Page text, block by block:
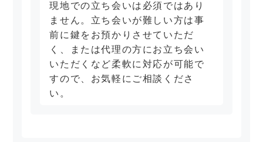
現地での立ち会いは必須ではあり
ません。立ち会いが難しい方は事
前に鍵をお預かりさせていただ
く、または代理の方にお立ち会い
いただくなど柔軟に対応が可能で
すので、お気軽にご相談くださ
い。